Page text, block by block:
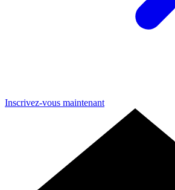
Inscrivez-vous maintenant